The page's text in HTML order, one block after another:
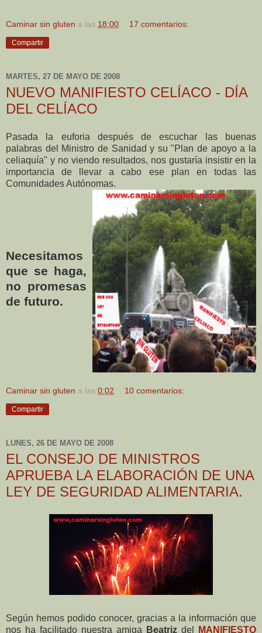
Caminar sin gluten a las 18:00 17 comentarios:
Compartir
MARTES, 27 DE MAYO DE 2008
NUEVO MANIFIESTO CELÍACO - DÍA
DEL CELÍACO
Pasada la euforia después de escuchar las buenas
palabras del Ministro de Sanidad y su "Plan de apoyo a la
celiaquía" y no viendo resultados, nos gustaría insistir en la
importancia de llevar a cabo ese plan en todas las
Comunidades Autónomas.
Necesitamos
que se haga,
no promesas
de futuro.
Caminar sin gluten a las 0:02 10 comentarios:
Compartir
LUNES, 26 DE MAYO DE 2008
EL CONSEJO DE MINISTROS
APRUEBA LA ELABORACIÓN DE UNA
LEY DE SEGURIDAD ALIMENTARIA.
Según hemos podido conocer, gracias a la información que
nos ha facilitado nuestra amiga
Beatriz del
MANIFIESTO